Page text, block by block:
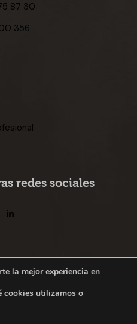
87 30
356
redes sociales
Política de
la mejor experiencia en
cookies utilizamos o